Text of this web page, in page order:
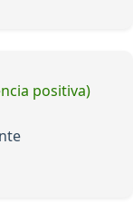
positiva)